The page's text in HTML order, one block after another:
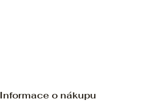
Informace o nákupu